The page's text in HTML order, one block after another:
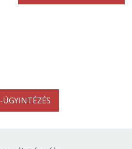
ÜGYINTÉZÉS